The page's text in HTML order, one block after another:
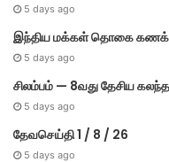
5 days ago
இந்திய மக்கள் தொகை
5 days ago
சிலம்பம் — 8வது தேசிய
5 days ago
தேவசெய்தி 1 / 8 / 26
5 days ago